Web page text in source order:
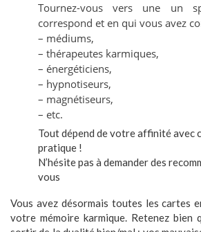
Tournez-vous vers une un
correspond et en qui vous avez
– médiums,
– thérapeutes karmiques,
– énergéticiens,
– hypnotiseurs,
– magnétiseurs,
– etc.
Tout dépend de votre affinité avec
pratique !
N’hésite pas à demander des
vous
Vous avez désormais toutes les cartes
votre mémoire karmique. Retenez bien